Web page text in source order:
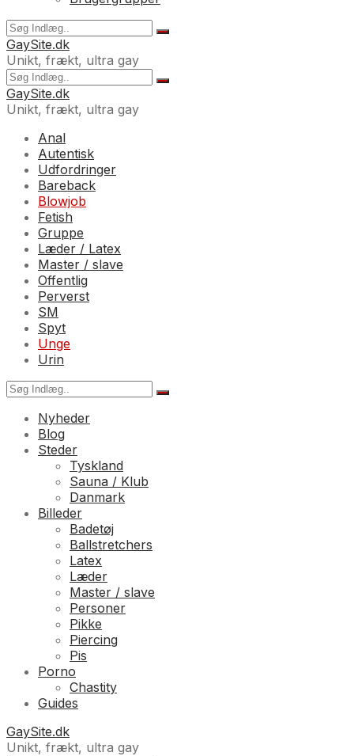
GaySite.dk
Unikt, frækt, ultra gay
GaySite.dk
Unikt, frækt, ultra gay
Anal
Autentisk
Udfordringer
Bareback
Blowjob
Fetish
Gruppe
Læder / Latex
Master / slave
Offentlig
Perverst
SM
Spyt
Unge
Urin
Nyheder
Blog
Steder
Tyskland
Sauna / Klub
Danmark
Billeder
Badetøj
Ballstretchers
Latex
Læder
Master / slave
Personer
Pikke
Piercing
Pis
Porno
Chastity
Guides
GaySite.dk
Unikt, frækt, ultra gay